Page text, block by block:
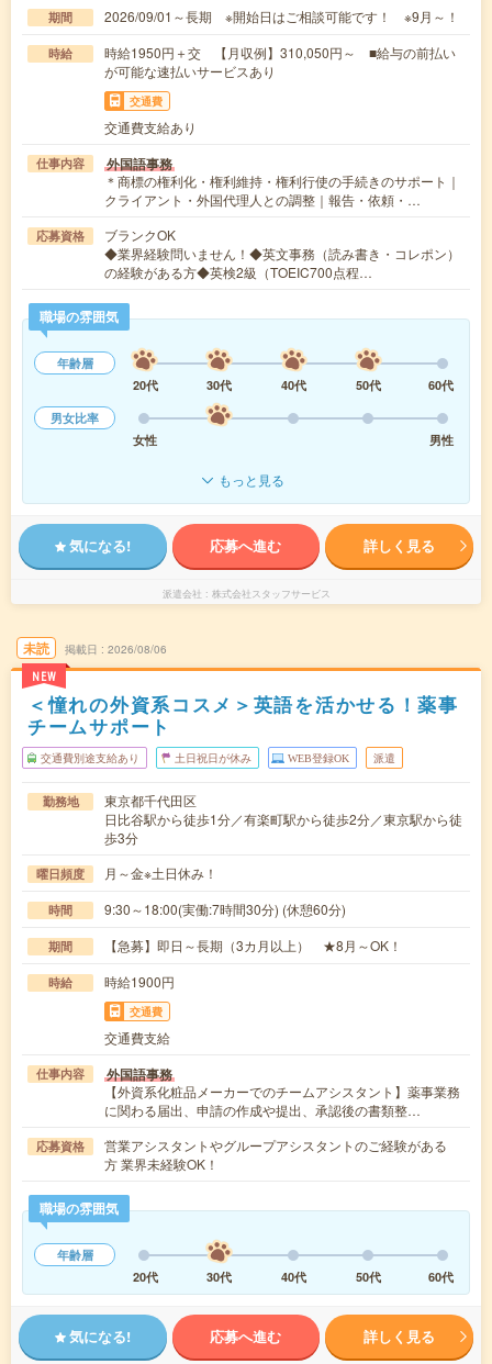
期間 2026/09/01～長期 ※開始日はご相談可能です！ ※9月～！
時給
時給1950円＋交 【月収例】310,050円～ ■給与の前払い
が可能な速払いサービスあり
交通費
交通費支給あり
仕事内容 外国語事務
＊商標の権利化・権利維持・権利行使の手続きのサポート｜
クライアント・外国代理人との調整｜報告・依頼・…
応募資格
ブランクOK
◆業界経験問いません！◆英文事務（読み書き・コレポン）
の経験がある方◆英検2級（TOEIC700点程…
職場の雰囲気
年齢層
20代
30代 40代 50代
60代
男女比率
女性
男性
もっと見る
気になる! 応募へ進む 詳しく見る
派遣会社 株式会社スタッフサービス
未読
NEW
掲載日 2026/08/06
＜憧れの外資系コスメ＞英語を活かせる！薬事
チームサポート
交通費別途支給あり 土日祝日が休み WEB登録OK 派遣
勤務地
東京都千代田区
日比谷駅から徒歩1分／有楽町駅から徒歩2分／東京駅から徒
歩3分
曜日頻度 月～金※土日休み！
時間 9:30～18:00(実働:7時間30分) (休憩60分)
期間 【急募】即日～長期（3カ月以上） ★8月～OK！
時給 時給1900円
交通費
交通費支給
仕事内容 外国語事務
【外資系化粧品メーカーでのチームアシスタント】薬事業務
に関わる届出、申請の作成や提出、承認後の書類整…
応募資格
営業アシスタントやグループアシスタントのご経験がある
方 業界未経験OK！
職場の雰囲気
年齢層
20代
30代 40代 50代 60代
気になる! 応募へ進む 詳しく見る